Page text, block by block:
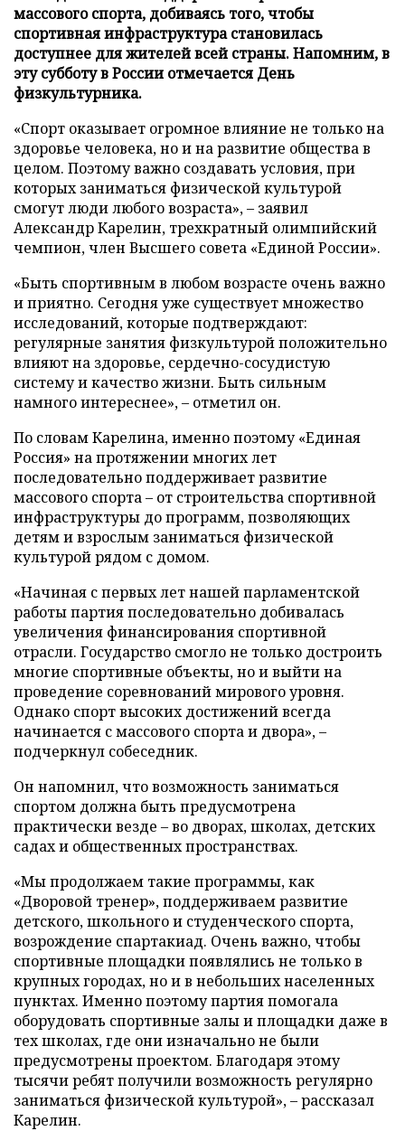
массового спорта, добиваясь того, чтобы
спортивная инфраструктура становилась
доступнее для жителей всей страны. Напомним, в
эту субботу в России отмечается День
физкультурника.
«Спорт оказывает огромное влияние не только на
здоровье человека, но и на развитие общества в
целом. Поэтому важно создавать условия, при
которых заниматься физической культурой
смогут люди любого возраста», – заявил
Александр Карелин, трехкратный олимпийский
чемпион, член Высшего совета «Единой России».
«Быть спортивным в любом возрасте очень важно
и приятно. Сегодня уже существует множество
исследований, которые подтверждают:
регулярные занятия физкультурой положительно
влияют на здоровье, сердечно-сосудистую
систему и качество жизни. Быть сильным
намного интереснее», – отметил он.
По словам Карелина, именно поэтому «Единая
Россия» на протяжении многих лет
последовательно поддерживает развитие
массового спорта – от строительства спортивной
инфраструктуры до программ, позволяющих
детям и взрослым заниматься физической
культурой рядом с домом.
«Начиная с первых лет нашей парламентской
работы партия последовательно добивалась
увеличения финансирования спортивной
отрасли. Государство смогло не только достроить
многие спортивные объекты, но и выйти на
проведение соревнований мирового уровня.
Однако спорт высоких достижений всегда
начинается с массового спорта и двора», –
подчеркнул собеседник.
Он напомнил, что возможность заниматься
спортом должна быть предусмотрена
практически везде – во дворах, школах, детских
садах и общественных пространствах.
«Мы продолжаем такие программы, как
«Дворовой тренер», поддерживаем развитие
детского, школьного и студенческого спорта,
возрождение спартакиад. Очень важно, чтобы
спортивные площадки появлялись не только в
крупных городах, но и в небольших населенных
пунктах. Именно поэтому партия помогала
оборудовать спортивные залы и площадки даже в
тех школах, где они изначально не были
предусмотрены проектом. Благодаря этому
тысячи ребят получили возможность регулярно
заниматься физической культурой», – рассказал
Карелин.